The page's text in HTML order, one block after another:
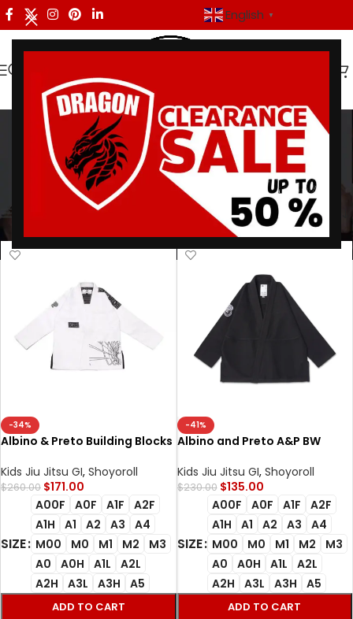
English ▼
training bjj gi
Categories
Products tagged “training bjj gi”/Page 2
Showing 13–24 of 73 results
-34%
Albino & Preto Building Blocks
Premium 450gsm Gi
Kids Jiu Jitsu GI, Shoyoroll
$260.00 $171.00
SIZE
A00F A0F A1F
A2F
A1H
A1 A2 A3
A4
M00
M0 M1 M2
M3
A0
A0H A1L
A2L
A2H
A3L A3H A5
ADD TO CART
-41%
Albino and Preto A&P BW
Kimono Uniform Limited
Edition AP Kimono Jiu Jitsu
Gear Brazilian Jiu Jitsu Gis
Kids Jiu Jitsu GI, Shoyoroll
$230.00 $135.00
SIZE
A00F A0F A1F
A2F
A1H
A1 A2 A3
A4
M00
M0 M1 M2
M3
A0
A0H A1L
A2L
A2H
A3L A3H A5
ADD TO CART